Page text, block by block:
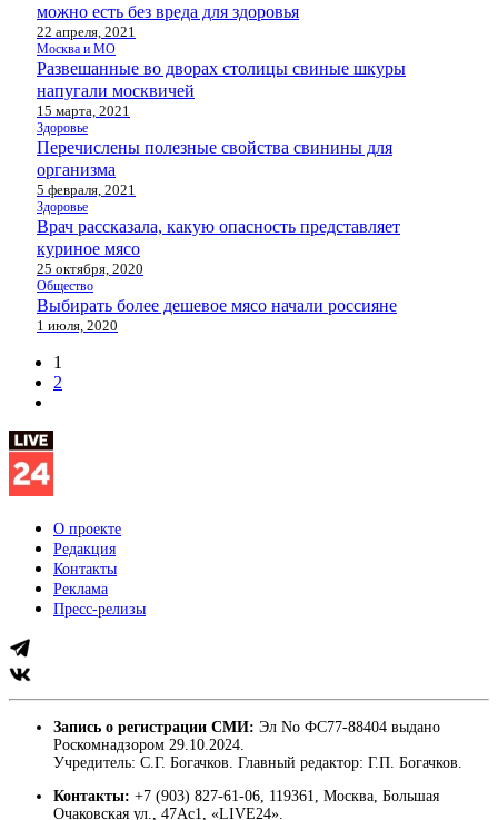
можно есть без вреда для здоровья
22 апреля, 2021
Москва и МО
Развешанные во дворах столицы свиные шкуры
напугали москвичей
15 марта, 2021
Здоровье
Перечислены полезные свойства свинины для
организма
5 февраля, 2021
Здоровье
Врач рассказала, какую опасность представляет
куриное мясо
25 октября, 2020
Общество
Выбирать более дешевое мясо начали россияне
1 июля, 2020
1
2
О проекте
Редакция
Контакты
Реклама
Пресс-релизы
Запись о регистрации СМИ: Эл No ФС77-88404 выдано
Роскомнадзором 29.10.2024.
Учредитель: С.Г. Богачков. Главный редактор: Г.П. Богачков.
Контакты: +7 (903) 827-61-06, 119361, Москва, Большая
Очаковская ул., 47Ас1, «LIVE24».